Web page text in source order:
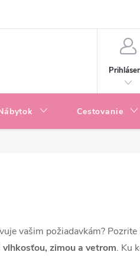
Cestovanie
vašim požiadavkám? Pozrite
vlhkosťou, zimou a vetrom. Ku